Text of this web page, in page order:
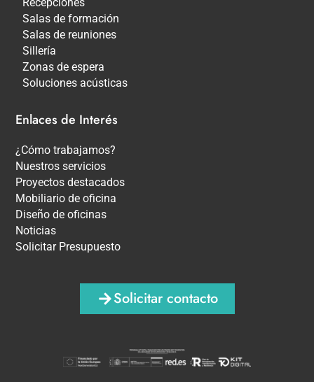
Salas de formación
Salas de reuniones
Sillería
Zonas de espera
Soluciones acústicas
Enlaces de Interés
¿Cómo trabajamos?
Nuestros servicios
Proyectos destacados
Mobiliario de oficina
Diseño de oficinas
Noticias
Solicitar Presupuesto
Solicitar contacto